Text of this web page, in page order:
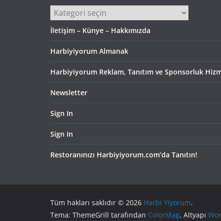
Kategoriler
İletişim – Künye – Hakkımızda
Harbiyiyorum Almanak
Harbiyiyorum Reklam, Tanıtım ve Sponsorluk
Newsletter
Sign In
Sign In
Restoranınızı Harbiyiyorum.com’da Tanıtın!
Tüm hakları saklıdır © 2026 Harbi Yiyorum.
Tema: ThemeGrill tarafından ColorMag. Altyapı